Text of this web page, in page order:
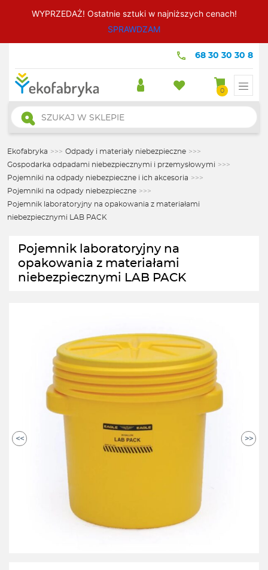
WYPRZEDAŻ! Ostatnie sztuki w najniższych cenach!
SPRAWDZAM
68 30 30 30 8
0
Wyszukiwarka
produktów
Ekofabryka >>> Odpady i materiały niebezpieczne >>>
Gospodarka odpadami niebezpiecznymi i przemysłowymi >>>
Pojemniki na odpady niebezpieczne i ich akcesoria >>>
Pojemniki na odpady niebezpieczne >>>
Pojemnik laboratoryjny na opakowania z materiałami
niebezpiecznymi LAB PACK
Pojemnik laboratoryjny na
opakowania z materiałami
niebezpiecznymi LAB PACK
<< >>